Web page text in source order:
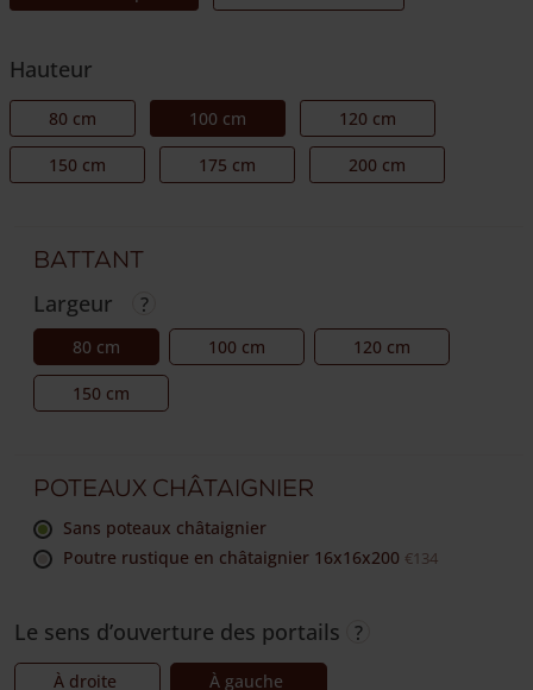
Hauteur
80 cm 100 cm 120 cm
150 cm 175 cm 200 cm
Battant
Largeur
80 cm 100 cm 120 cm
150 cm
Poteaux châtaignier
sans poteaux châtaignier
Poutre rustique en châtaignier 16x16x200 €134
Le sens d’ouverture des portails
À droite À gauche